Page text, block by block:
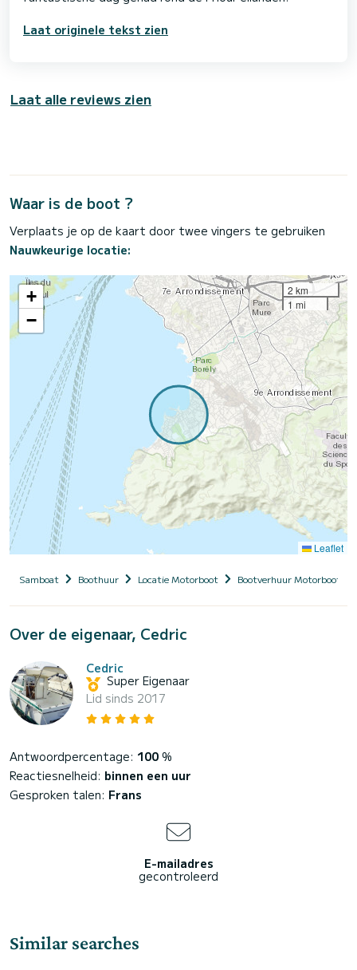
Laat originele tekst zien
Laat alle reviews zien
Waar is de boot ?
Verplaats je op de kaart door twee vingers te gebruiken
Nauwkeurige locatie:
+
−
2 km
1 mi
Leaflet
Samboat Boothuur Locatie Motorboot Bootverhuur Motorboot
Over de eigenaar, Cedric
Cedric
Super Eigenaar
Lid sinds 2017
Antwoordpercentage: 100 %
Reactiesnelheid: binnen een uur
Gesproken talen: Frans
E-mailadres
gecontroleerd
Similar searches